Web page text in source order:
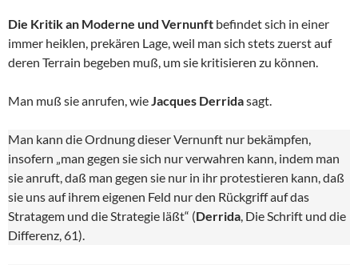
Die Kritik an Moderne und Vernunft befindet sich in einer
immer heiklen, prekären Lage, weil man sich stets zuerst auf
deren Terrain begeben muß, um sie kritisieren zu können.
Man muß sie anrufen, wieJacques Derridasagt.
Man kann die Ordnung dieser Vernunft nur bekämpfen,
insofern „man gegen sie sich nur verwahren kann, indem man
sie anruft, daß man gegen sie nur in ihr protestieren kann, daß
sie uns auf ihrem eigenen Feld nur den Rückgriff auf das
Stratagem und die Strategie läßt“ (Derrida, Die Schrift und die
Differenz, 61).